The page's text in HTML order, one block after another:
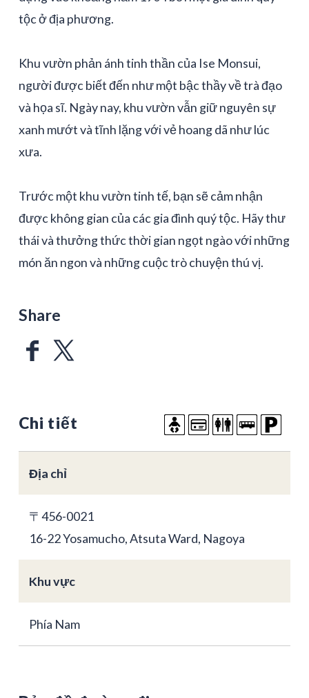
tộc ở địa phương.
Khu vườn phản ánh tinh thần của Ise Monsui,
người được biết đến như một bậc thầy về trà đạo
và họa sĩ. Ngày nay, khu vườn vẫn giữ nguyên sự
xanh mướt và tĩnh lặng với vẻ hoang dã như lúc
xưa.
Trước một khu vườn tinh tế, bạn sẽ cảm nhận
được không gian của các gia đình quý tộc. Hãy thư
thái và thưởng thức thời gian ngọt ngào với những
món ăn ngon và những cuộc trò chuyện thú vị.
Share
Chi tiết
Địa chỉ
〒456-0021
16-22 Yosamucho, Atsuta Ward, Nagoya
Khu vực
Phía Nam